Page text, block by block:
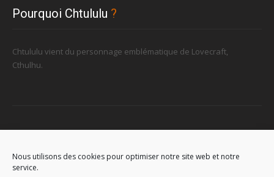
Nous utilisons des cookies pour optimiser notre site web et notre
service.
Pourquoi Chtululu ?
Chtululu vient du personnage emblématique de Lovecraft,
Cthulhu.